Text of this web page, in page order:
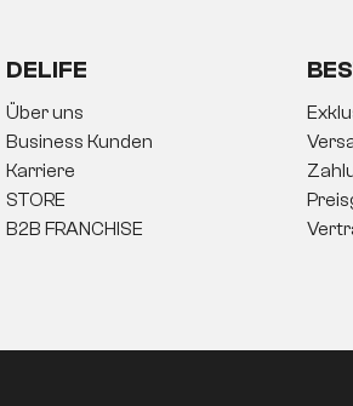
DELIFE
Über uns
Business Kunden
Karriere
STORE
B2B FRANCHISE